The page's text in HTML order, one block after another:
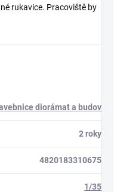
rukavice. Pracoviště by
diorámat a budov
2 roky
4820183310675
1/35